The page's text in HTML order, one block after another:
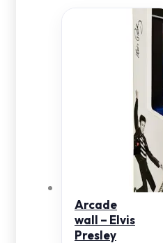
Arcade
wall – Elvis
Presley